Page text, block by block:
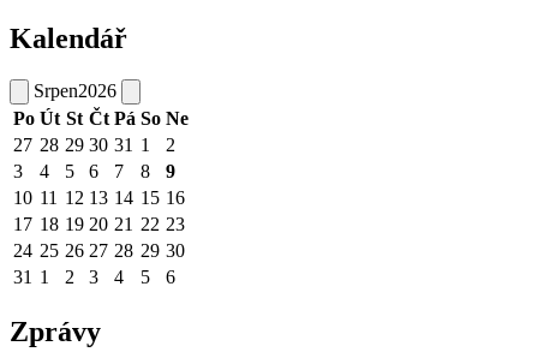
Kalendář
Srpen2026
Po Út St Čt Pá So Ne
27 28 29 30 31 1
2
3
4 5 6 7 8
9
10 11 12 13 14 15 16
17 18 19 20 21 22 23
24 25 26 27 28 29 30
31 1 2 3 4 5 6
Zprávy